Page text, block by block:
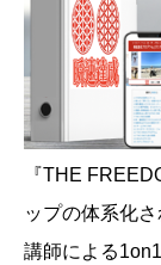
『THE
ップの体系化
講師による